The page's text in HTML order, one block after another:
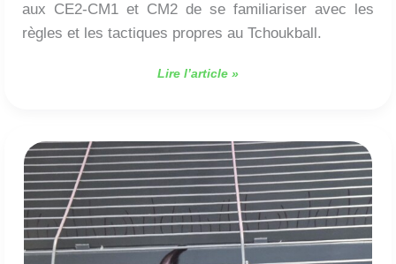
aux CE2-CM1 et CM2 de se familiariser avec les
règles et les tactiques propres au Tchoukball.
Lire l’article »
Du
livre
à
la
réalité